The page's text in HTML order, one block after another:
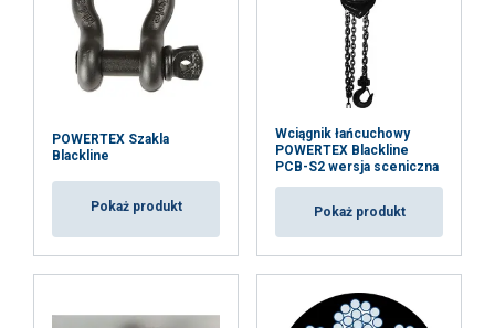
Znakowanie:
POWERTEX Szakla
Blackline
Pokaż produkt
Wciągnik łańcuchowy
POWERTEX Blackline
PCB-S2 wersja sceniczna
Pokaż produkt